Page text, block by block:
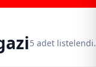
5 adet listelendi.